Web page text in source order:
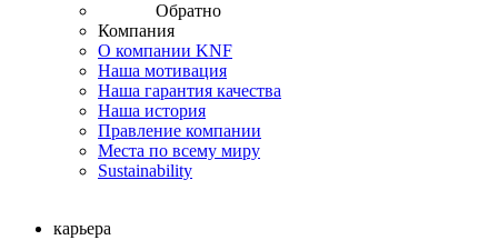
Обратно
Компания
О компании KNF
Наша мотивация
Наша гарантия качества
Наша история
Правление компании
Места по всему миру
Sustainability
карьера